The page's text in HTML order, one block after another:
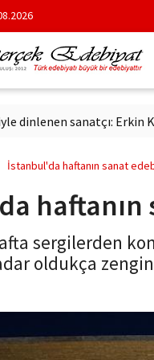
sanatçı: Erkin Koray
İstanbul'da haftanın sanat
sergilerden
oldukça